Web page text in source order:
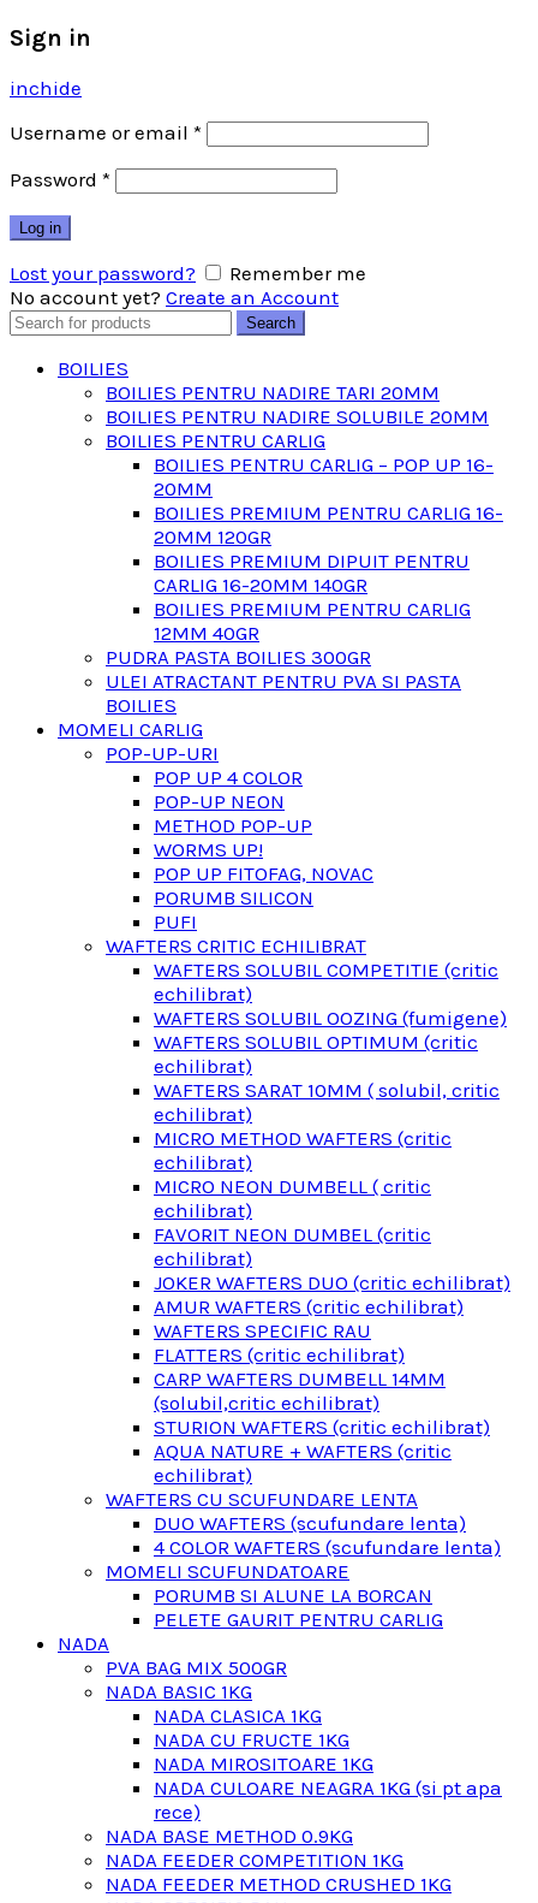
Sign in
inchide
Username or email *
Password *
Log in
Lost your password?
Remember me
No account yet? Create an Account
Search
Search
BOILIES
BOILIES PENTRU NADIRE TARI 20MM
BOILIES PENTRU NADIRE SOLUBILE 20MM
BOILIES PENTRU CARLIG
BOILIES PENTRU CARLIG – POP UP 16-
20MM
BOILIES PREMIUM PENTRU CARLIG 16-
20MM 120GR
BOILIES PREMIUM DIPUIT PENTRU
CARLIG 16-20MM 140GR
BOILIES PREMIUM PENTRU CARLIG
12MM 40GR
PUDRA PASTA BOILIES 300GR
ULEI ATRACTANT PENTRU PVA SI PASTA
BOILIES
MOMELI CARLIG
POP-UP-URI
POP UP 4 COLOR
POP-UP NEON
METHOD POP-UP
WORMS UP!
POP UP FITOFAG, NOVAC
PORUMB SILICON
PUFI
WAFTERS CRITIC ECHILIBRAT
WAFTERS SOLUBIL COMPETITIE (critic
echilibrat)
WAFTERS SOLUBIL OOZING (fumigene)
WAFTERS SOLUBIL OPTIMUM (critic
echilibrat)
WAFTERS SARAT 10MM ( solubil, critic
echilibrat)
MICRO METHOD WAFTERS (critic
echilibrat)
MICRO NEON DUMBELL ( critic
echilibrat)
FAVORIT NEON DUMBEL (critic
echilibrat)
JOKER WAFTERS DUO (critic echilibrat)
AMUR WAFTERS (critic echilibrat)
WAFTERS SPECIFIC RAU
FLATTERS (critic echilibrat)
CARP WAFTERS DUMBELL 14MM
(solubil,critic echilibrat)
STURION WAFTERS (critic echilibrat)
AQUA NATURE + WAFTERS (critic
echilibrat)
WAFTERS CU SCUFUNDARE LENTA
DUO WAFTERS (scufundare lenta)
4 COLOR WAFTERS (scufundare lenta)
MOMELI SCUFUNDATOARE
PORUMB SI ALUNE LA BORCAN
PELETE GAURIT PENTRU CARLIG
NADA
PVA BAG MIX 500GR
NADA BASIC 1KG
NADA CLASICA 1KG
NADA CU FRUCTE 1KG
NADA MIROSITOARE 1KG
NADA CULOARE NEAGRA 1KG (si pt apa
rece)
NADA BASE METHOD 0.9KG
NADA FEEDER COMPETITION 1KG
NADA FEEDER METHOD CRUSHED 1KG